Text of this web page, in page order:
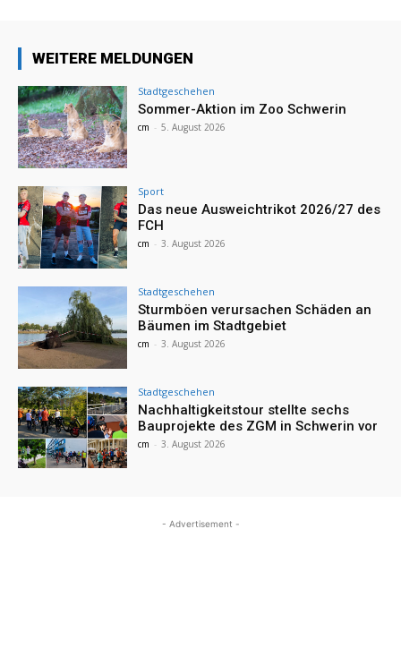
WEITERE MELDUNGEN
Stadtgeschehen
Sommer-Aktion im Zoo Schwerin
cm - 5. August 2026
Sport
Das neue Ausweichtrikot 2026/27 des
FCH
cm - 3. August 2026
Stadtgeschehen
Sturmböen verursachen Schäden an
Bäumen im Stadtgebiet
cm - 3. August 2026
Stadtgeschehen
Nachhaltigkeitstour stellte sechs
Bauprojekte des ZGM in Schwerin vor
cm - 3. August 2026
- Advertisement -